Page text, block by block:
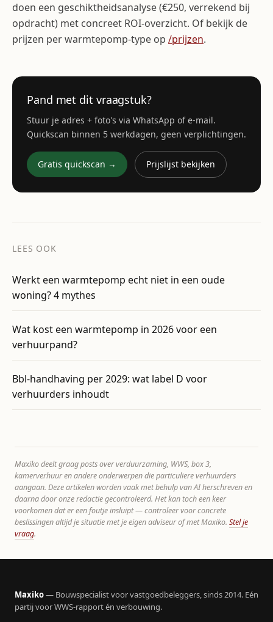
doen een geschiktheidsanalyse (€250, verrekend bij
opdracht) met concreet ROI-overzicht. Of bekijk de
prijzen per warmtepomp-type op /prijzen.
Pand met dit vraagstuk?
Stuur je adres + foto's via WhatsApp of e-mail.
Quickscan binnen 5 werkdagen, geen verplichtingen.
Gratis quickscan → Prijslijst bekijken
LEES OOK
Werkt een warmtepomp echt niet in een oude
woning? 4 mythes
Wat kost een warmtepomp in 2026 voor een
verhuurpand?
Bbl-handhaving per 2029: wat label D voor
verhuurders inhoudt
Maxiko deelt graag posts over verduurzaming, WWS, box 3,
kamerverhuur en andere onderwerpen die particuliere verhuurders
aangaan. Deze artikelen worden vaak met behulp van AI herschreven en
daarna door onze redactie gecontroleerd. Het kan toch een keer
voorkomen dat er een foutje insluipt — controleer voor concrete
beslissingen altijd je situatie met je eigen adviseur of met Maxiko. Stel je
vraag.
Maxiko— Bouwspecialist voor vastgoedbeleggers, sinds 2014. Eén
partij voor WWS-rapport én verbouwing.